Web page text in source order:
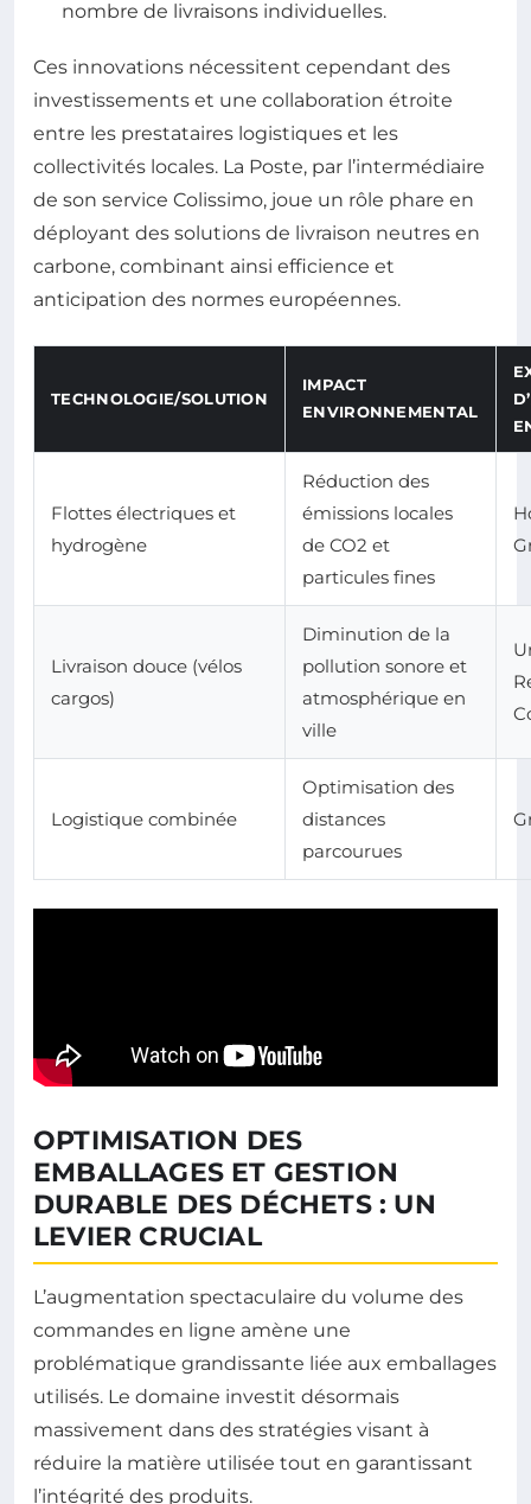
nombre de livraisons individuelles.
Ces innovations nécessitent cependant des
investissements et une collaboration étroite
entre les prestataires logistiques et les
collectivités locales. La Poste, par l’intermédiaire
de son service Colissimo, joue un rôle phare en
déployant des solutions de livraison neutres en
carbone, combinant ainsi efficience et
anticipation des normes européennes.
TECHNOLOGIE/SOLUTION
IMPACT
ENVIRONNEMENTAL
Flottes électriques et
hydrogène
Réduction des
émissions locales
de CO2 et
particules fines
Livraison douce (vélos
cargos)
Diminution de la
pollution sonore et
atmosphérique en
ville
Logistique combinée
Optimisation des
distances
parcourues
OPTIMISATION DES
EMBALLAGES ET GESTION
DURABLE DES DÉCHETS : UN
LEVIER CRUCIAL
L’augmentation spectaculaire du volume des
commandes en ligne amène une
problématique grandissante liée aux emballages
utilisés. Le domaine investit désormais
massivement dans des stratégies visant à
réduire la matière utilisée tout en garantissant
l’intégrité des produits.